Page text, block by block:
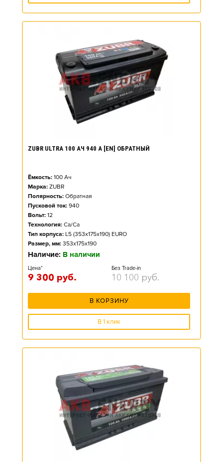
ZUBR ULTRA 100 АЧ 940 А [EN] ОБРАТНЫЙ
Ёмкость: 100 Ач
Марка: ZUBR
Полярность: Обратная
Пусковой ток: 940
Вольт: 12
Технология: Ca/Ca
Тип корпуса: L5 (353x175x190) EURO
Размер, мм: 353x175x190
Наличие: В наличии
Цена*
9 300 руб.
Без Trade-in
10 100 руб.
В КОРЗИНУ
В 1 клик